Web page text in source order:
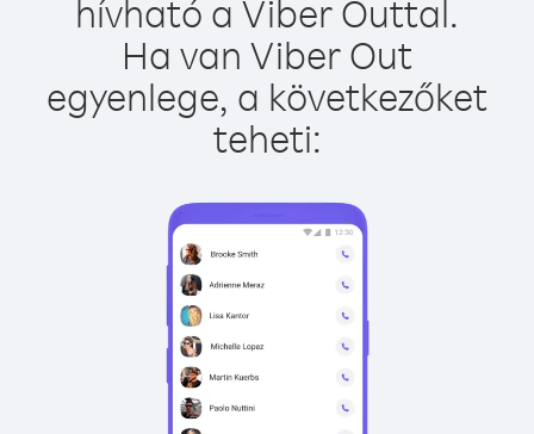
hívható a Viber Outtal.
Ha van Viber Out
egyenlege, a következőket
teheti: